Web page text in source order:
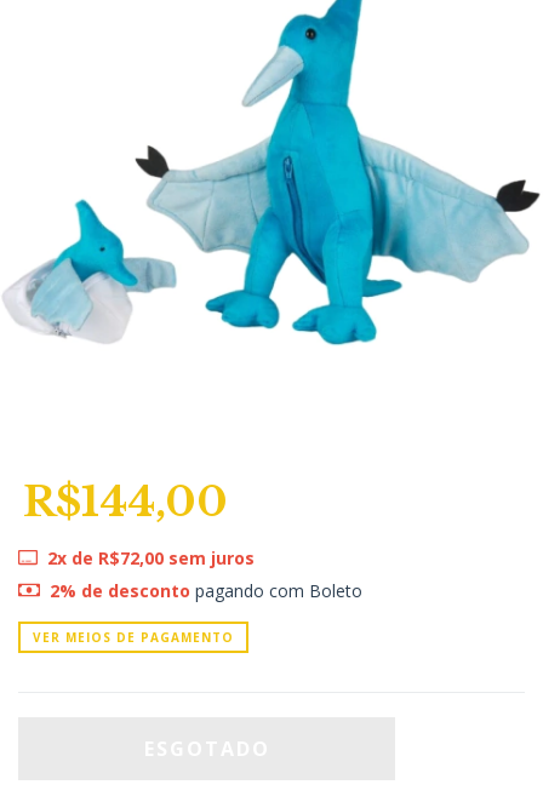
R$144,00
2x de R$72,00sem juros
2% de desconto pagando com Boleto
VER MEIOS DE PAGAMENTO